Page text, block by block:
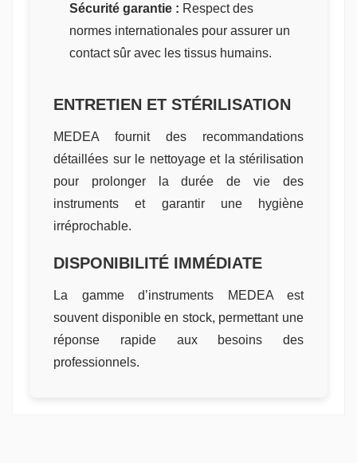
Sécurité garantie : Respect des
normes internationales pour assurer un
contact sûr avec les tissus humains.
ENTRETIEN ET STÉRILISATION
MEDEA fournit des recommandations
détaillées sur le nettoyage et la stérilisation
pour prolonger la durée de vie des
instruments et garantir une hygiène
irréprochable.
DISPONIBILITÉ IMMÉDIATE
La gamme d’instruments MEDEA est
souvent disponible en stock, permettant une
réponse rapide aux besoins des
professionnels.